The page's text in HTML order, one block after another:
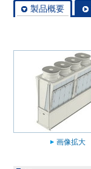
製品概要
画像拡大